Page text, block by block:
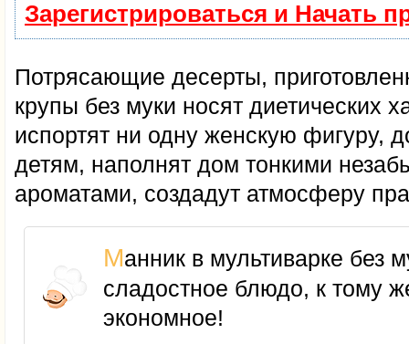
Зарегистрироваться и Начать
Потрясающие десерты,
крупы без муки носят диетических
испортят ни одну женскую фигуру,
детям, наполнят дом тонкими
ароматами, создадут атмосферу
Манник в мультиварке без муки — это
сладостное блюдо, к тому
экономное!